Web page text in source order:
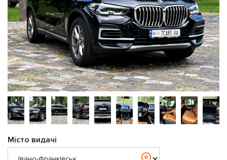
Місто видачі